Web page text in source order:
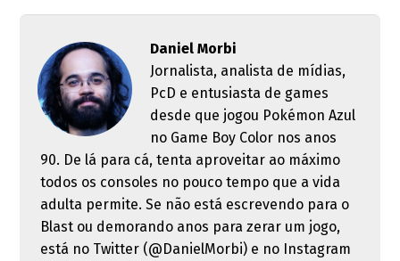
Daniel Morbi
Jornalista, analista de mídias,
PcD e entusiasta de games
desde que jogou Pokémon Azul
no Game Boy Color nos anos
90. De lá para cá, tenta aproveitar ao máximo
todos os consoles no pouco tempo que a vida
adulta permite. Se não está escrevendo para o
Blast ou demorando anos para zerar um jogo,
está no Twitter (@DanielMorbi) e no Instagram